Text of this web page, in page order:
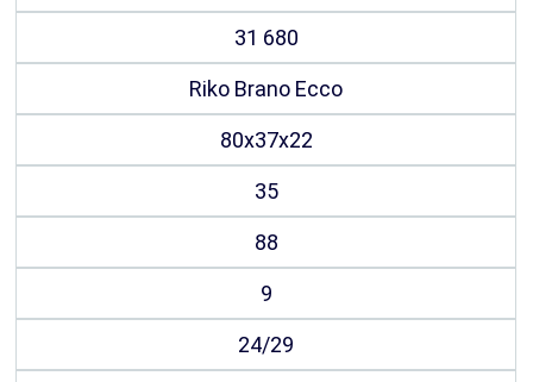
31 680
Riko Brano Ecco
80х37х22
35
88
9
24/29